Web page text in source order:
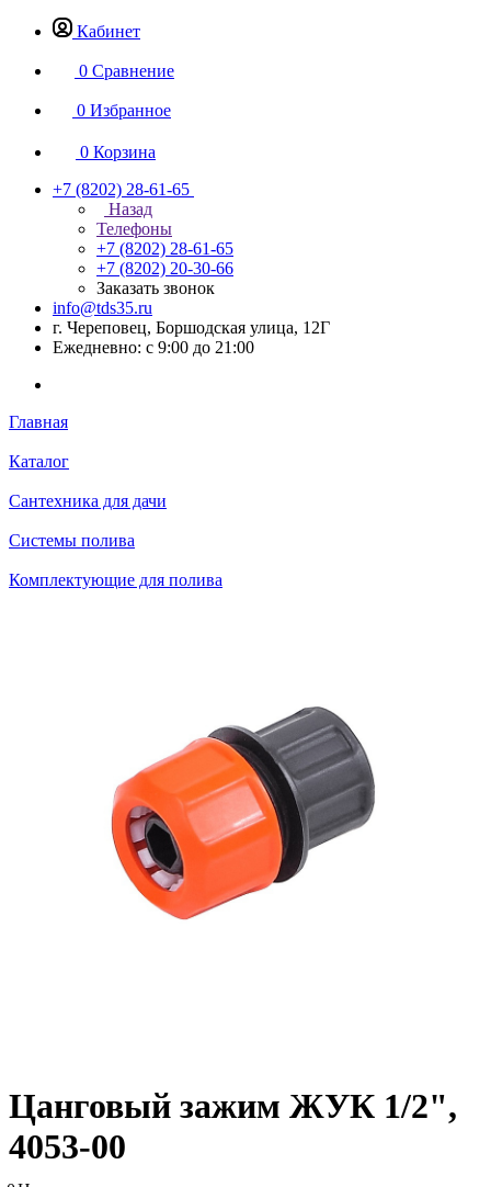
Кабинет
0 Сравнение
0 Избранное
0 Корзина
+7 (8202) 28‑61-65
Назад
Телефоны
+7 (8202) 28‑61-65
+7 (8202) 20‑30-66
Заказать звонок
info@tds35.ru
г. Череповец, Боршодская улица, 12Г
Ежедневно: с 9:00 до 21:00
Главная
Каталог
Сантехника для дачи
Системы полива
Комплектующие для полива
Цанговый зажим ЖУК 1/2",
4053-00